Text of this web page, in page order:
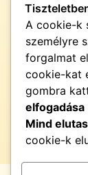
Rólunk
Szolgáltatások
Kapcsolat
Kapcsolat
+36 30 000
A cookie-k
személyre
forgalmat
cookie-kat
gombra
elfogadása
Mind
cookie-k